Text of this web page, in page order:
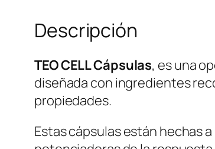
Descripción
TEO CELL Cápsulas, es una
diseñada con ingredientes
propiedades.
Estas cápsulas están hechas